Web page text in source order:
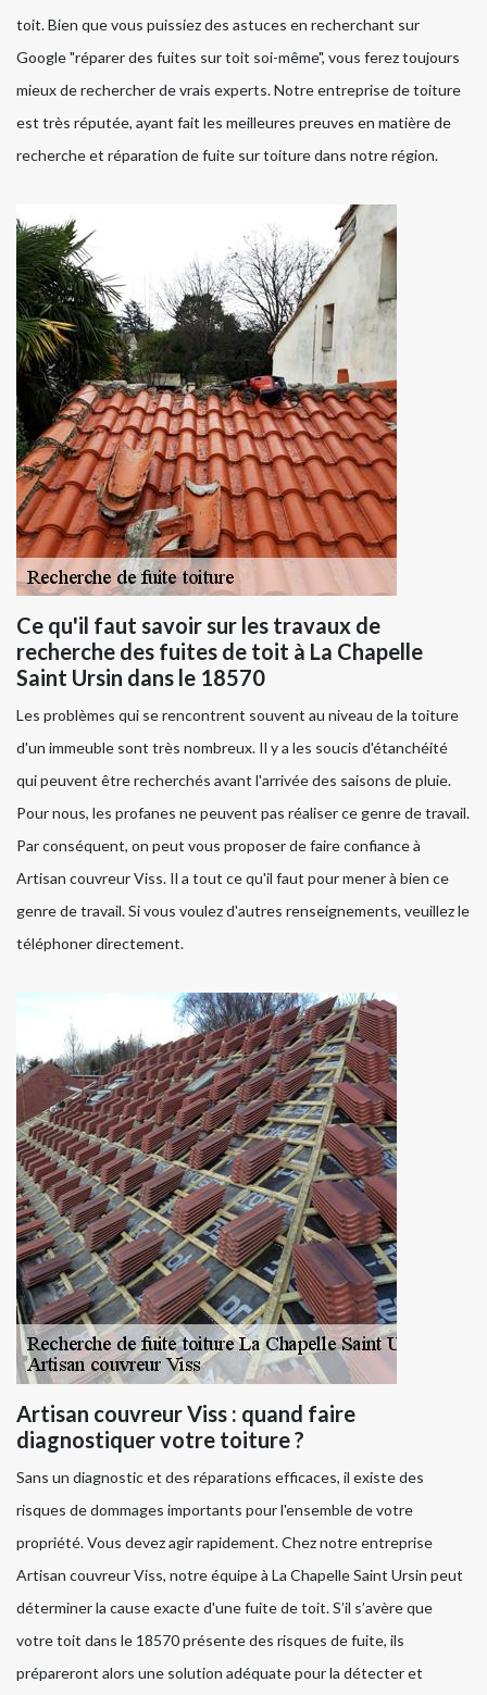
toit. Bien que vous puissiez des astuces en recherchant sur
Google "réparer des fuites sur toit soi-même", vous ferez toujours
mieux de rechercher de vrais experts. Notre entreprise de toiture
est très réputée, ayant fait les meilleures preuves en matière de
recherche et réparation de fuite sur toiture dans notre région.
Ce qu'il faut savoir sur les travaux de
recherche des fuites de toit à La Chapelle
Saint Ursin dans le 18570
Les problèmes qui se rencontrent souvent au niveau de la toiture
d'un immeuble sont très nombreux. Il y a les soucis d'étanchéité
qui peuvent être recherchés avant l'arrivée des saisons de pluie.
Pour nous, les profanes ne peuvent pas réaliser ce genre de travail.
Par conséquent, on peut vous proposer de faire confiance à
Artisan couvreur Viss. Il a tout ce qu'il faut pour mener à bien ce
genre de travail. Si vous voulez d'autres renseignements, veuillez le
téléphoner directement.
Artisan couvreur Viss : quand faire
diagnostiquer votre toiture ?
Sans un diagnostic et des réparations efficaces, il existe des
risques de dommages importants pour l'ensemble de votre
propriété. Vous devez agir rapidement. Chez notre entreprise
Artisan couvreur Viss, notre équipe à La Chapelle Saint Ursin peut
déterminer la cause exacte d'une fuite de toit. S’il s’avère que
votre toit dans le 18570 présente des risques de fuite, ils
prépareront alors une solution adéquate pour la détecter et